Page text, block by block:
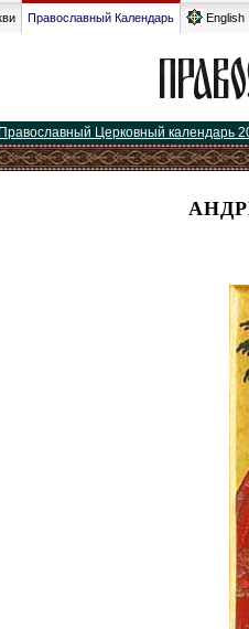
Православный Календарь English
Православный Церковный календарь